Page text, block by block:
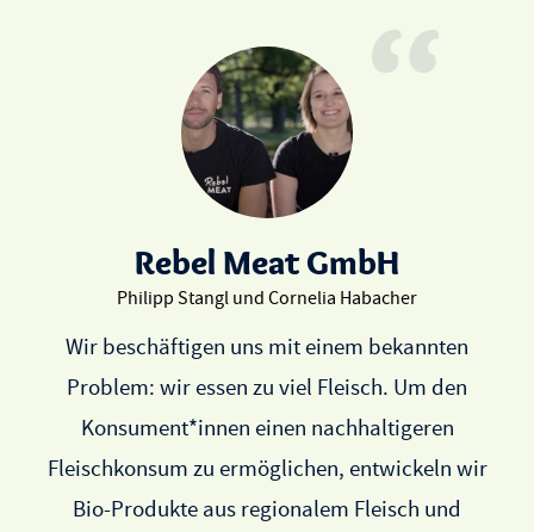
Rebel Meat GmbH
Philipp Stangl und Cornelia Habacher
Wir beschäftigen uns mit einem bekannten
Problem: wir essen zu viel Fleisch. Um den
Konsument*innen einen nachhaltigeren
Fleischkonsum zu ermöglichen, entwickeln wir
Bio-Produkte aus regionalem Fleisch und